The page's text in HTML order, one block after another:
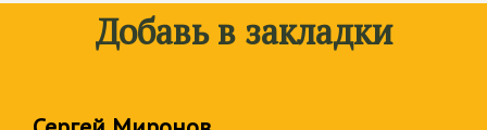
Добавь в закладки